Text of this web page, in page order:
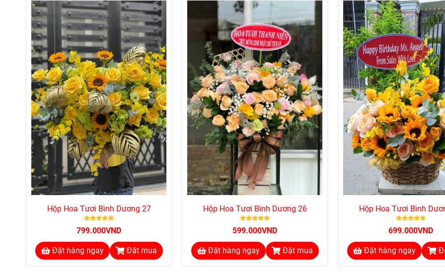
Hộp Hoa Tươi Bình Dương 27
799.000VND
Đặt hàng ngay Đặt mua
Hộp Hoa Tươi Bình Dương 26
599.000VND
Đặt hàng ngay Đặt mua
Hộp Hoa Tươi Bình
699.000VND
Đặt hàng ngay